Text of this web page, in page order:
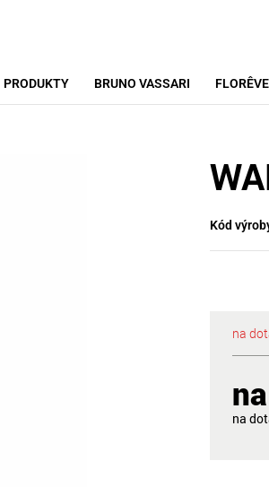
PRODUKTY BRUNO VASSARI FLORÊVE
Kód
na
na